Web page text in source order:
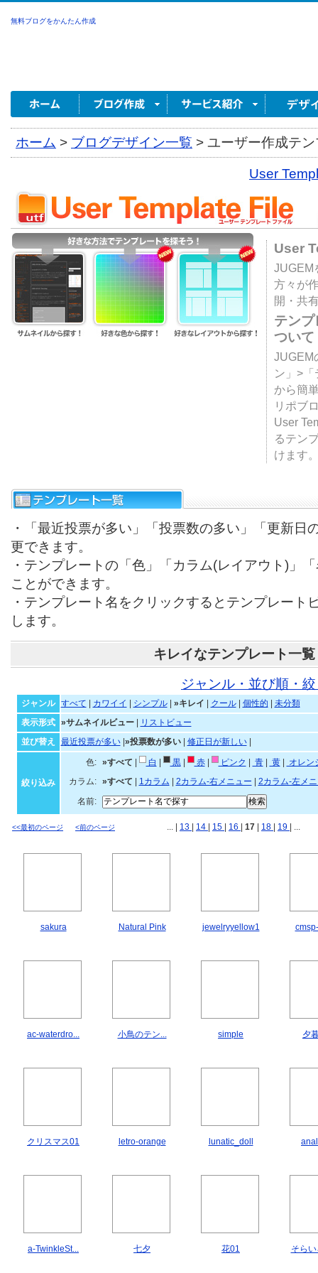
無料ブログをかんたん作成
ホーム > ブログデザイン一覧 > ユーザー作成テ
User
User
JUGEM
方々が
開・共
テン
ついて
JUGEM
ン」>
から簡
リポブ
User
るテン
けます
・「最近投票が多い」「投票数の多い」「更新日
更できます。
・テンプレートの「色」「カラム(レイアウト)」
ことができます。
・テンプレート名をクリックするとテンプレート
します。
キレイなテンプレート一覧
ジャンル・並び順・
ジャンル すべて カワイイ シンプル| »キレイ クール| 個性的
未分類
表示形式
»サムネイルビュー|
リストビュー
並び替え
最近投票が多い| »投票数が多い| 修正日が新しい|
絞り込み
色: »すべて 白 黒| 赤| ピンク 青| 黄|
オレン
カラム:
»すべて 1カラム 2カラム-右メニュー
2カラム-左メ
名前:
<<最初のページ <前のページ ... | 13 14 15 16 17 18 19 | ...
sakura Natural Pink jewelryyellow1
ac-waterdro... 小鳥のテン... simple 夕
クリスマス01 letro-orange lunatic_doll
a-TwinkleSt... 七夕 花01 そら